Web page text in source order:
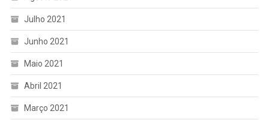
Julho 2021
Junho 2021
Maio 2021
Abril 2021
Março 2021